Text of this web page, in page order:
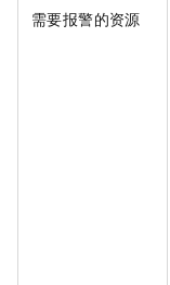
需要报警的资源